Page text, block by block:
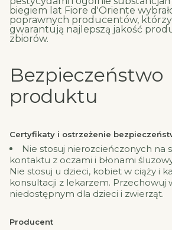
biegiem lat Fiore d'Oriente
poprawnych producentów, którzy
gwarantują najlepszą jakość
zbiorów.
Bezpieczeństwo
produktu
Certyfikaty i ostrzeżenie
Nie stosuj nierozcieńczonych na
kontaktu z oczami i błonami
Nie stosuj u dzieci, kobiet w ciąży i
konsultacji z lekarzem. Przechowuj
niedostępnym dla dzieci i zwierząt.
Producent